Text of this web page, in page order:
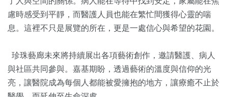
慮時感受到平靜，而醫護人員也能在繁忙間獲得心靈的喘
息。這裡不只是展覽的所在，更是一處信心與希望的花園。
珍珠藝廊未來將持續展出各項藝術創作，邀請醫護、病人
與社區共同參與。嘉基期盼，透過藝術的溫度與信仰的光
亮，讓醫院成為每個人都能被愛擁抱的地方，讓療癒不止於